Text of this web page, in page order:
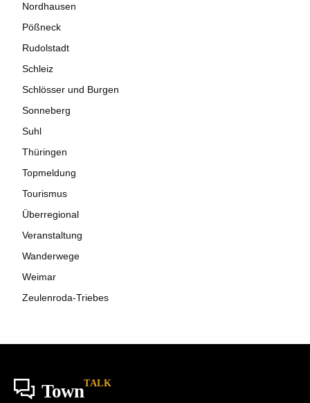
Nordhausen
Pößneck
Rudolstadt
Schleiz
Schlösser und Burgen
Sonneberg
Suhl
Thüringen
Topmeldung
Tourismus
Überregional
Veranstaltung
Wanderwege
Weimar
Zeulenroda-Triebes
TownTALK